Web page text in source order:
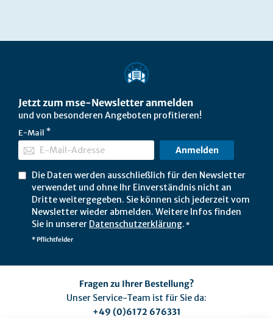
Jetzt zum mse-Newsletter anmelden
und von besonderen Angeboten profitieren!
E-Mail
Anmelden
Die Daten werden ausschließlich für den Newsletter
verwendet und ohne Ihr Einverständnis nicht an
Dritte weitergegeben. Sie können sich jederzeit vom
Newsletter wieder abmelden. Weitere Infos finden
Sie in unserer Datenschutzerklärung. *
* Pflichtfelder
Fragen zu Ihrer Bestellung?
Unser Service-Team ist für Sie da:
+49 (0)6172 676331